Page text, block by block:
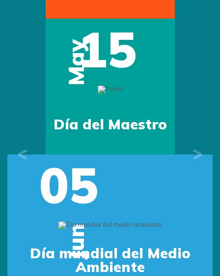
May
15
Día del Maestro
Jun
05
Día mundial del Medio
Ambiente
Previous Next